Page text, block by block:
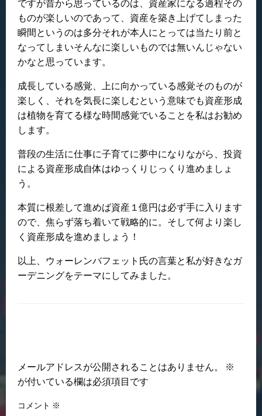
ですが昔から思っているのは、資産家になる過程その
ものが楽しいのであって、資産を築き上げてしまった
瞬間というのは多分それが本人にとっては当たり前と
なってしまいそんなに楽しいものでは無いんじゃない
かなと思っています。
成長している感覚、上に向かっている感覚そのものが
楽しく、それを気長に楽しむという意味でも資産形成
は植物を育てる様な時間感覚でいることを私はお勧め
します。
普段の生活に仕事に子育てに夢中になりながら、投資
による資産形成自体はゆっくりじっくり進めましょ
う。
本質に根差して進めば資産１億円は必ず手に入ります
ので、焦らず落ち着いて戦略的に。そして何より楽し
く資産形成を進めましょう！
以上、ウォーレンバフェット氏の言葉と私が好きなガ
ーデニングをテーマにしてみました。
メールアドレスが公開されることはありません。
※
が付いている欄は必須項目です
コメント ※